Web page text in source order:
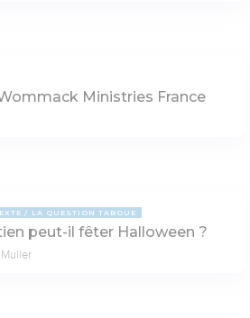
Ministries France
LA QUESTION TABOUE
peut-il fêter Halloween ?